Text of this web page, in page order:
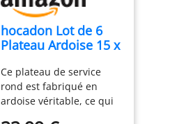
hocadon Lot de 6
Plateau Ardoise 15 x
Rond en Ardoise
Ce plateau de service
rond est fabriqué en
ardoise véritable, ce qui